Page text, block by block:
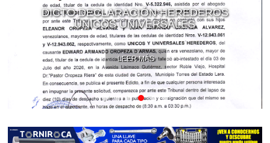
DICTO DECLARACIÓN HEREDEROS
ÚNICOS UNIVERSALES
LEER MÁS